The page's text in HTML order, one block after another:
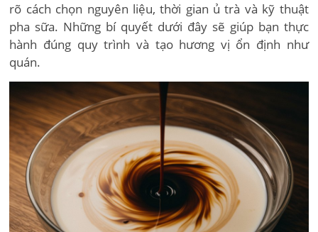
rõ cách chọn nguyên liệu, thời gian ủ trà và kỹ thuật
pha sữa. Những bí quyết dưới đây sẽ giúp bạn thực
hành đúng quy trình và tạo hương vị ổn định như
quán.